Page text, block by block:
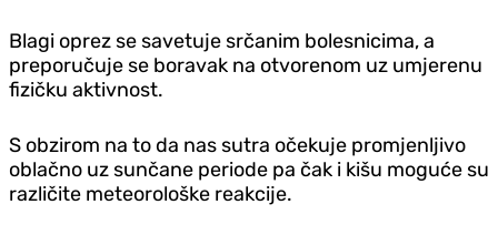
Blagi oprez se savetuje srčanim bolesnicima, a
preporučuje se boravak na otvorenom uz umjerenu
fizičku aktivnost.
S obzirom na to da nas sutra očekuje promjenljivo
oblačno uz sunčane periode pa čak i kišu moguće su
različite meteorološke reakcije.